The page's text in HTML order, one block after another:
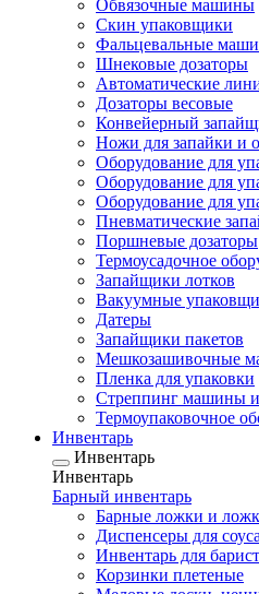
Обвязочные машины
Скин упаковщики
Фальцевальные
Шнековые дозаторы
Автоматические
Дозаторы весовые
Конвейерный
Ножи для запайки и
Оборудование для
Оборудование для
Оборудование для
Пневматические
Поршневые дозаторы
Термоусадочное
Запайщики лотков
Вакуумные
Датеры
Запайщики пакетов
Мешкозашивочные
Пленка для упаковки
Стреппинг машины и
Термоупаковочное
Инвентарь
Инвентарь
Инвентарь
Барный инвентарь
Барные ложки и
Диспенсеры для
Инвентарь для
Корзинки плетеные